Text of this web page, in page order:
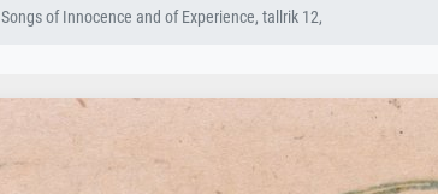
Songs of Innocence and of Experience, tallrik 12,